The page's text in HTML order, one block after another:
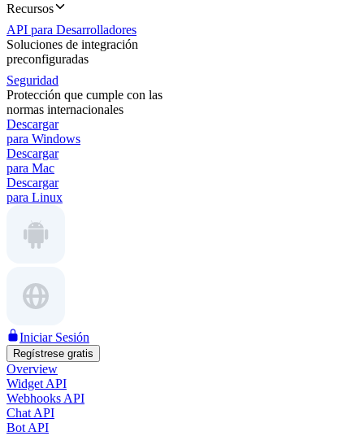
Recursos
API para Desarrolladores
Soluciones de integración
preconfiguradas
Seguridad
Protección que cumple con las
normas internacionales
Descargar
para Windows
Descargar
para Mac
Descargar
para Linux
Iniciar Sesión
Regístrese gratis
Overview
Widget API
Webhooks API
Chat API
Bot API